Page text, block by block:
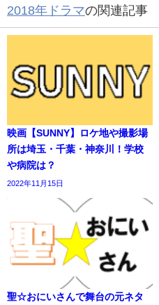
2018年ドラマの関連記事
映画【SUNNY】ロケ地や撮影場
所は埼玉・千葉・神奈川！学校
や病院は？
2022年11月15日
聖☆おにいさんで舞台の元ネタ